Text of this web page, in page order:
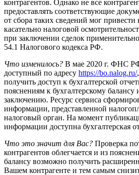
контрагентов. Однако не все
предоставлять соответствующие
от сбора таких сведений мог
касательно налоговой
при заключении сделок
54.1 Налогового кодекса РФ.
Что изменилось? В мае 2020 г. ФНС РФ
доступный по адресу https://bo.nalog.ru/
получить доступ к бухгалтерской
пояснениям к бухгалтерскому балансу
заключению. Ресурс сервиса
информации, представленной
налоговый орган. На момент
информации доступна бухгалтерская
Что это значит для Вас? Проверка
контрагентов облегчается и из
балансу возможно получить
Вашем контрагенте и тем самым